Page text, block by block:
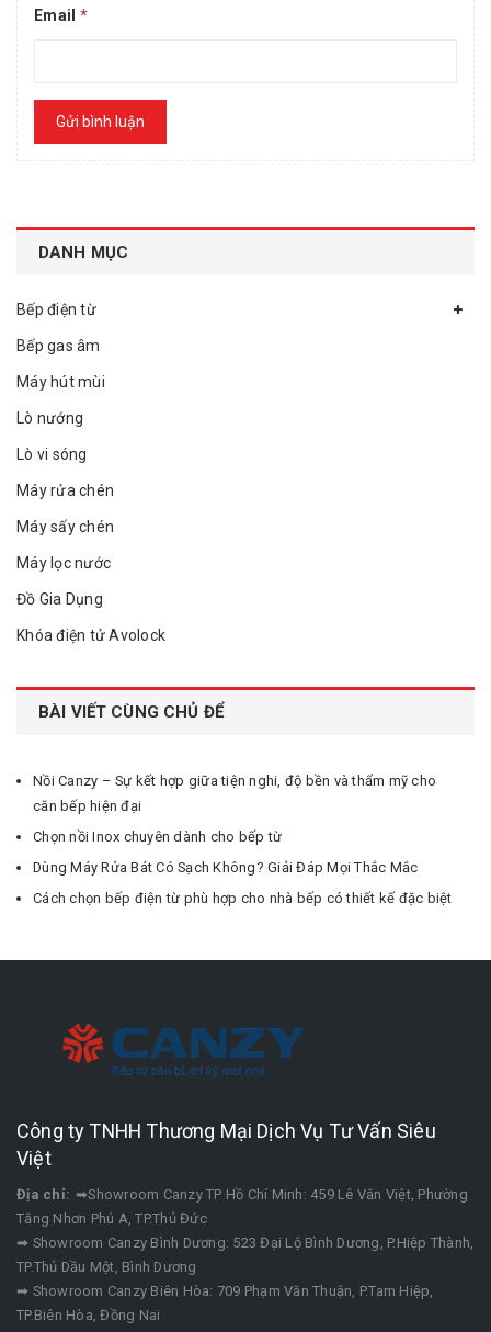
Email *
Gửi bình luận
DANH MỤC
Bếp điện từ
Bếp gas âm
Máy hút mùi
Lò nướng
Lò vi sóng
Máy rửa chén
Máy sấy chén
Máy lọc nước
Đồ Gia Dụng
Khóa điện tử Avolock
BÀI VIẾT CÙNG CHỦ ĐỂ
Nồi Canzy – Sự kết hợp giữa tiện nghi, độ bền và thẩm mỹ cho
căn bếp hiện đại
Chọn nồi Inox chuyên dành cho bếp từ
Dùng Máy Rửa Bát Có Sạch Không? Giải Đáp Mọi Thắc Mắc
Cách chọn bếp điện từ phù hợp cho nhà bếp có thiết kế đặc biệt
Công ty TNHH Thương Mại Dịch Vụ Tư Vấn Siêu
Việt
Địa chỉ: ➡Showroom Canzy TP Hồ Chí Minh: 459 Lê Văn Việt, Phường
Tăng Nhơn Phú A, TP.Thủ Đức
➡ Showroom Canzy Bình Dương: 523 Đại Lộ Bình Dương, P.Hiệp Thành,
TP.Thủ Dầu Một, Bình Dương
➡ Showroom Canzy Biên Hòa: 709 Phạm Văn Thuận, P.Tam Hiệp,
TP.Biên Hòa, Đồng Nai